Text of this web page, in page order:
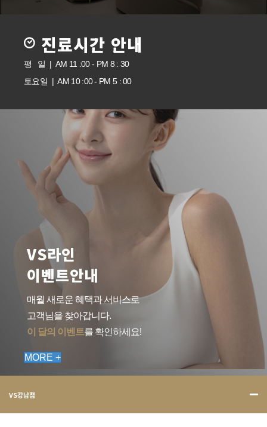
진료시간 안내
평 일 | AM 11 :00 - PM 8 : 30
토요일 | AM 10 :00 - PM 5 : 00
VS라인
이벤트안내
매월 새로운 혜택과 서비스로
고객님을 찾아갑니다.
이 달의 이벤트를 확인하세요!
MORE +
VS강남점